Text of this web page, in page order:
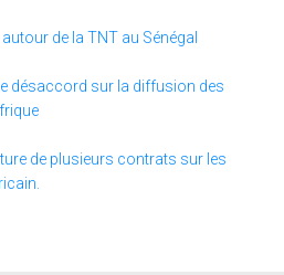
de la TNT au Sénégal
désaccord sur la diffusion des
de plusieurs contrats sur les